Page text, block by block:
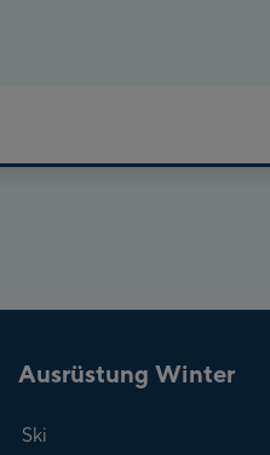
Ausrüstung Winter
Ski